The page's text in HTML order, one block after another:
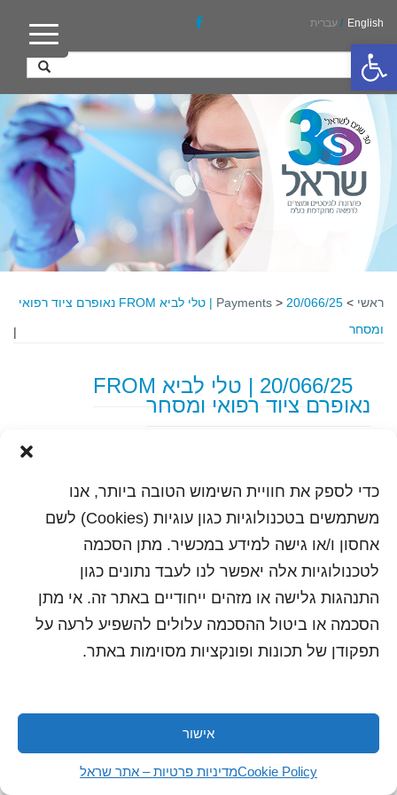
פתח סרגל נגישות
כדי לספק את חוויית השימוש הטובה ביותר, אנו
משתמשים בטכנולוגיות כגון עוגיות (Cookies) לשם
אחסון ו/או גישה למידע במכשיר. מתן הסכמה
לטכנולוגיות אלה יאפשר לנו לעבד נתונים כגון
התנהגות גלישה או מזהים ייחודיים באתר זה. אי מתן
הסכמה או ביטול ההסכמה עלולים להשפיע לרעה על
תפקודן של תכונות ופונקציות מסוימות באתר.
אישור
Cookie Policyמדיניות פרטיות – אתר שראל
English
/ עברית
ראשי >
Payments >
20/066/25 | טלי לביא FROM נאופרם ציוד רפואי
ומסחר
|
20/066/25 | טלי לביא FROM
נאופרם ציוד רפואי ומסחר
כל הזכויות שמורות לשראל 2018 | עיצוב ותכנות: סטודיו
"היוצרים"